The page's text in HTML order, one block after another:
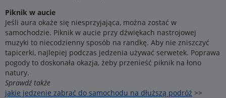
Piknik w aucie
Jeśli aura okaże się niesprzyjająca, można zostać w
samochodzie. Piknik w aucie przy dźwiękach nastrojowej
muzyki to niecodzienny sposób na randkę. Aby nie zniszczyć
tapicerki, najlepiej podczas jedzenia używać serwetek. Poprawa
pogody to doskonała okazja, żeby przenieść piknik na łono
natury.
Sprawdź także
jakie jedzenie zabrać do samochodu na dłuższą podróż >>